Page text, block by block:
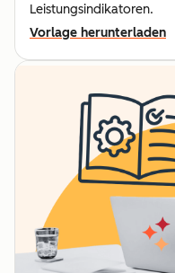
Leistungsindikatoren.
Vorlage herunterladen